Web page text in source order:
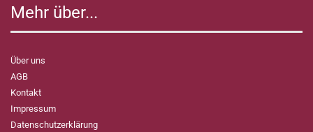
Mehr über...
Über uns
AGB
Kontakt
Impressum
Datenschutzerklärung